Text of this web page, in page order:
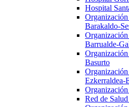
Hospital
Barakaldo-
Barrualde-
Basurto
Ezkerraldea-
Red de